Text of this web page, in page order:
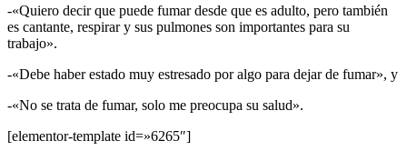
-«Quiero decir que puede fumar desde que es adulto, pero también
es cantante, respirar y sus pulmones son importantes para su
trabajo».
-«Debe haber estado muy estresado por algo para dejar de fumar», y
-«No se trata de fumar, solo me preocupa su salud».
[elementor-template id=»6265″]